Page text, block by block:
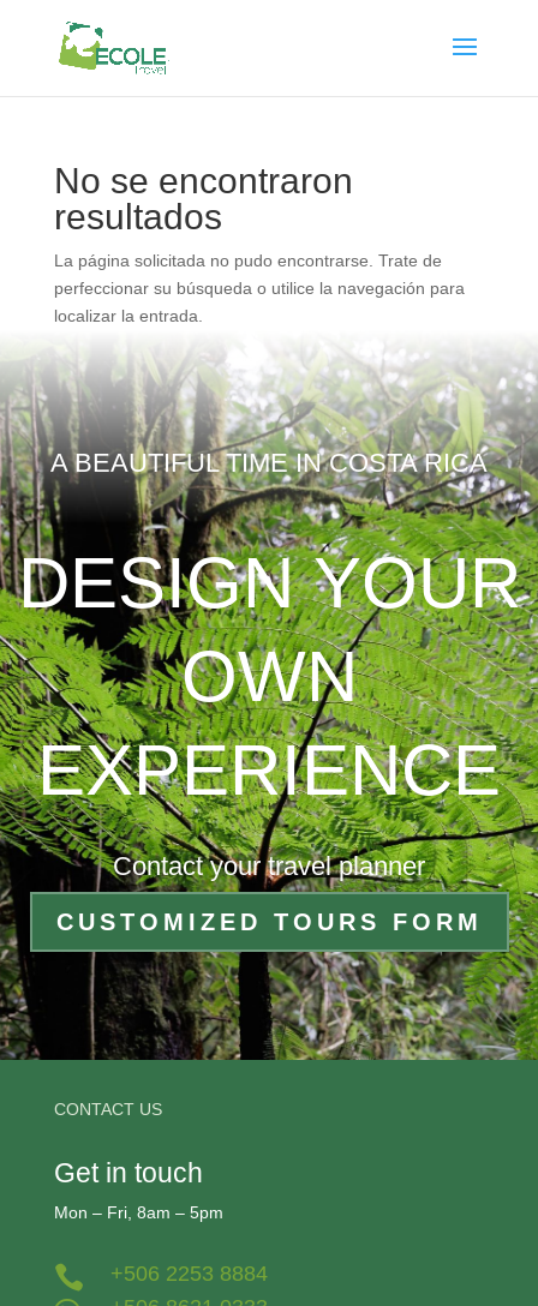
No se encontraron
resultados
La página solicitada no pudo encontrarse. Trate de
perfeccionar su búsqueda o utilice la navegación para
localizar la entrada.
A BEAUTIFUL TIME IN COSTA RICA
DESIGN YOUR
OWN
EXPERIENCE
Contact your travel planner
CUSTOMIZED TOURS FORM
CONTACT US
Get in touch
Mon – Fri, 8am – 5pm
 +506 2253 8884